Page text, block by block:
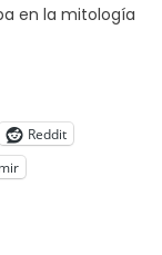
en la mitología
Reddit